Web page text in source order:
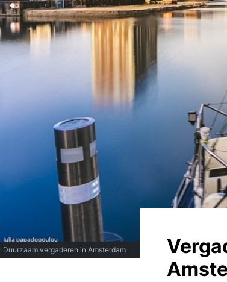
Duurzaam vergaderen in Amsterdam